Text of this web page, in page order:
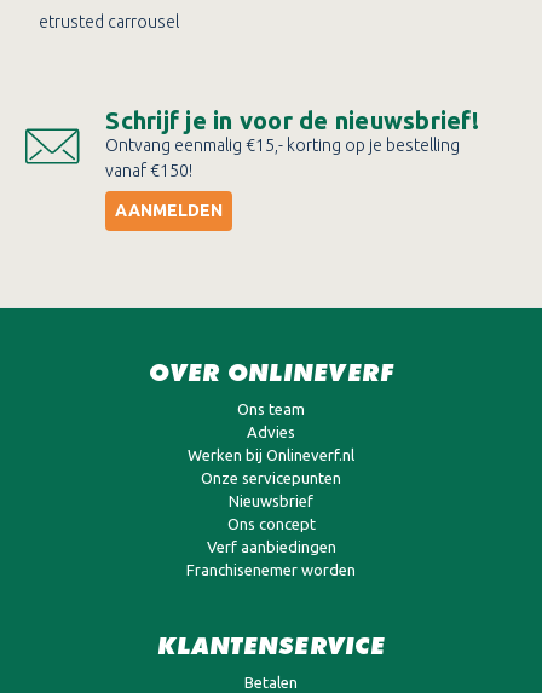
etrusted carrousel
Schrijf je in voor de nieuwsbrief!
Ontvang eenmalig €15,- korting op je bestelling
vanaf €150!
AANMELDEN
OVER ONLINEVERF
Ons team
Advies
Werken bij Onlineverf.nl
Onze servicepunten
Nieuwsbrief
Ons concept
Verf aanbiedingen
Franchisenemer worden
KLANTENSERVICE
Betalen